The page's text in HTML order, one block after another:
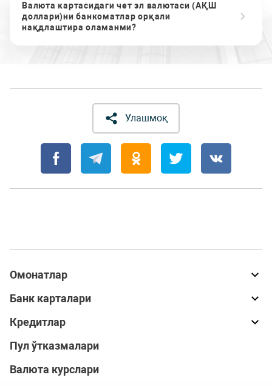
Валюта картасидаги чет эл валютаси (АҚШ
доллари)ни банкоматлар орқали
нақдлаштира оламанми?
Улашмоқ
Омонатлар
Банк карталари
Кредитлар
Пул ўтказмалари
Валюта курслари